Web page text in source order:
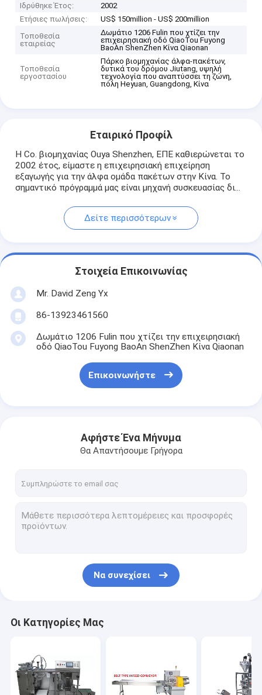
Ιδρύθηκε Έτος:
2002
Ετήσιες πωλήσεις:
US$ 150million - US$ 200million
Τοποθεσία
εταιρείας
Δωμάτιο 1206 Fulin που χτίζει την
επιχειρησιακή οδό QiaoTou Fuyong
BaoAn ShenZhen Κίνα Qiaonan
Τοποθεσία
εργοστασίου
Πάρκο βιομηχανίας άλφα-πακέτων,
δυτικά του δρόμου Jiutang, υψηλή
τεχνολογία που αναπτύσσει τη ζώνη,
πόλη Heyuan, Guangdong, Κίνα
Εταιρικό Προφίλ
Η Co. βιομηχανίας Ouya Shenzhen, ΕΠΕ καθιερώνεται το
2002 έτος, είμαστε η επιχειρησιακή επιχείρηση
εξαγωγής για την άλφα ομάδα πακέτων στην Κίνα. Το
σημαντικό πρόγραμμά μας είναι μηχανή συσκευασίας δι...
Δείτε περισσότερων
Στοιχεία Επικοινωνίας
Mr. David Zeng Yx
86-13923461560
Δωμάτιο 1206 Fulin που χτίζει την επιχειρησιακή
οδό QiaoTou Fuyong BaoAn ShenZhen Κίνα Qiaonan
Επικοινωνήστε
Αφήστε Ένα Μήνυμα
Θα Απαντήσουμε Γρήγορα
Να συνεχίσει
Οι Κατηγορίες Μας